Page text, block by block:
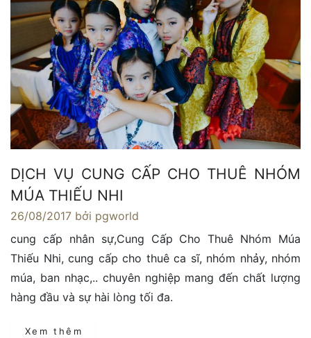
DỊCH VỤ CUNG CẤP CHO THUÊ NHÓM
MÚA THIẾU NHI
26/08/2017 bởi pgworld
cung cấp nhân sự,Cung Cấp Cho Thuê Nhóm Múa
Thiếu Nhi, cung cấp cho thuê ca sĩ, nhóm nhảy, nhóm
múa, ban nhạc,.. chuyên nghiệp mang đến chất lượng
hàng đầu và sự hài lòng tối đa.
Xem thêm